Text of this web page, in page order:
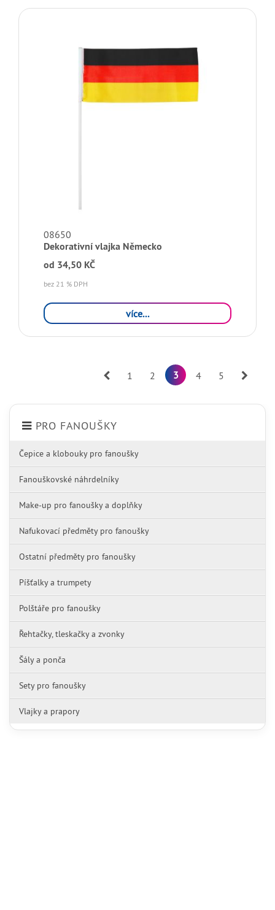
08650
Dekorativní vlajka Německo
od 34,50 KČ
bez 21 % DPH
více...
Prev 1 2 3 4 5
PRO FANOUŠKY
Čepice a klobouky pro fanoušky
Fanouškovské náhrdelníky
Make-up pro fanoušky a doplňky
Nafukovací předměty pro fanoušky
Ostatní předměty pro fanoušky
Píšťalky a trumpety
Polštáře pro fanoušky
Řehtačky, tleskačky a zvonky
Šály a ponča
Sety pro fanoušky
Vlajky a prapory